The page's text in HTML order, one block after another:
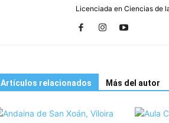
Licenciada en Ciencias de
Artículos relacionados Más del autor